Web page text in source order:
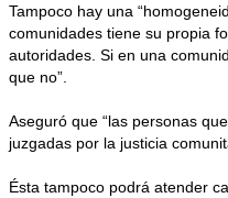
Tampoco hay una
comunidades tiene su propia
autoridades. Si en una
que no”.
Aseguró que “las personas
juzgadas por la justicia
Ésta tampoco podrá atender